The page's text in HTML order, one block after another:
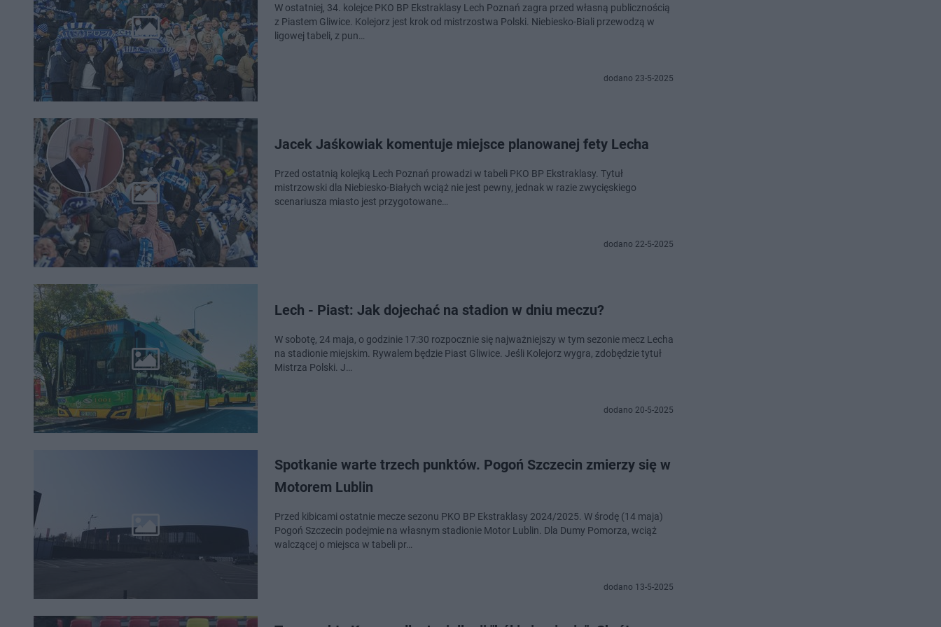
W ostatniej, 34. kolejce PKO BP Ekstraklasy Lech Poznań zagra przed własną publicznością
z Piastem Gliwice. Kolejorz jest krok od mistrzostwa Polski. Niebiesko-Biali przewodzą w
ligowej tabeli, z pun…
dodano 23-5-2025
Jacek Jaśkowiak komentuje miejsce planowanej fety Lecha
Przed ostatnią kolejką Lech Poznań prowadzi w tabeli PKO BP Ekstraklasy. Tytuł
mistrzowski dla Niebiesko-Białych wciąż nie jest pewny, jednak w razie zwycięskiego
scenariusza miasto jest przygotowane…
dodano 22-5-2025
Lech - Piast: Jak dojechać na stadion w dniu meczu?
W sobotę, 24 maja, o godzinie 17:30 rozpocznie się najważniejszy w tym sezonie mecz Lecha
na stadionie miejskim. Rywalem będzie Piast Gliwice. Jeśli Kolejorz wygra, zdobędzie tytuł
Mistrza Polski. J…
dodano 20-5-2025
Spotkanie warte trzech punktów. Pogoń Szczecin zmierzy się w
Motorem Lublin
Przed kibicami ostatnie mecze sezonu PKO BP Ekstraklasy 2024/2025. W środę (14 maja)
Pogoń Szczecin podejmie na własnym stadionie Motor Lublin. Dla Dumy Pomorza, wciąż
walczącej o miejsca w tabeli pr…
dodano 13-5-2025